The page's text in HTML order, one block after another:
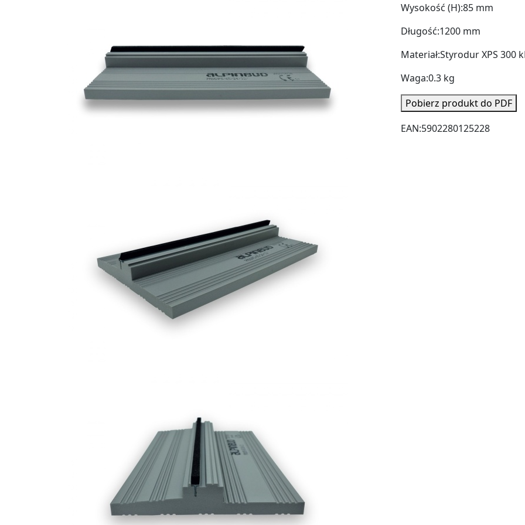
Wysokość (H):85 mm
Długość:1200 mm
Materiał:Styrodur XPS 300
Waga:0.3 kg
Pobierz produkt do PDF
EAN:5902280125228